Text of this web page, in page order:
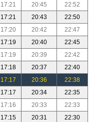
17:21 20:45
22:52
17:21 20:43
22:50
17:20 20:42
22:47
17:19 20:40
22:45
17:19 20:39
22:42
17:18 20:37
22:40
17:17 20:36
22:38
17:17 20:34
22:35
17:16 20:33
22:33
17:15 20:31
22:30